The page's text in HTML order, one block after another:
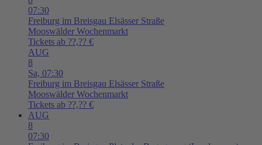
07:30
Freiburg im Breisgau Elsässer Straße
Mooswälder Wochenmarkt
Tickets ab ??,?? €
AUG
8
Sa, 07:30
Freiburg im Breisgau Elsässer Straße
Mooswälder Wochenmarkt
Tickets ab ??,?? €
AUG
8
07:30